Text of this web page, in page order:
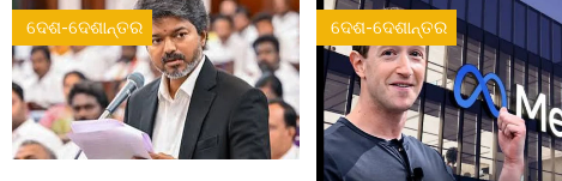
ଦେଶ-ଦେଶାନ୍ତର ଦେଶ-ଦେଶାନ୍ତର